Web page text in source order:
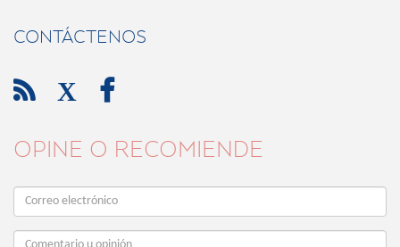
CONTÁCTENOS
 X 
OPINE O RECOMIENDE